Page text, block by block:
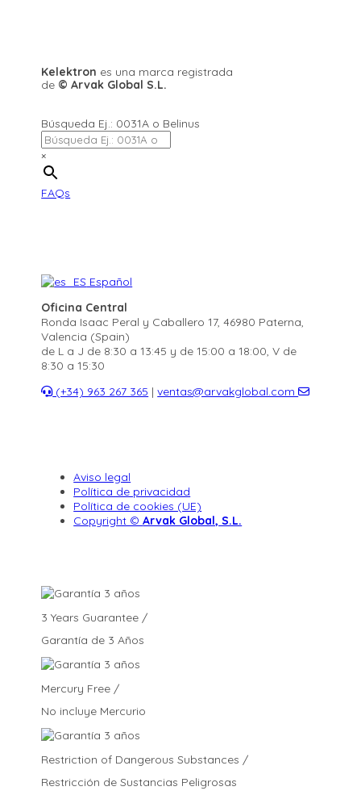
Kelektron es una marca registrada
de © Arvak Global S.L.
Búsqueda Ej.: 0031A o Belinus
×
FAQs
Español
Oficina Central
Ronda Isaac Peral y Caballero 17, 46980 Paterna,
Valencia (Spain)
de L a J de 8:30 a 13:45 y de 15:00 a 18:00, V de
8:30 a 15:30
(+34) 963 267 365 |ventas@arvakglobal.com
Aviso legal
Política de privacidad
Política de cookies (UE)
Copyright ©Arvak Global, S.L.
3 Years Guarantee /
Garantía de 3 Años
Mercury Free /
No incluye Mercurio
Restriction of Dangerous Substances /
Restricción de Sustancias Peligrosas